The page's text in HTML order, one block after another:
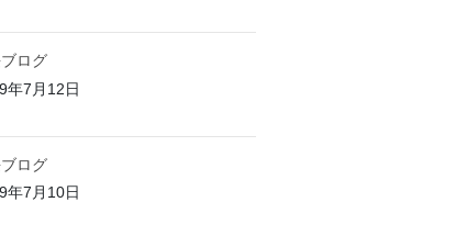
ログ
年7月12日
ログ
年7月10日